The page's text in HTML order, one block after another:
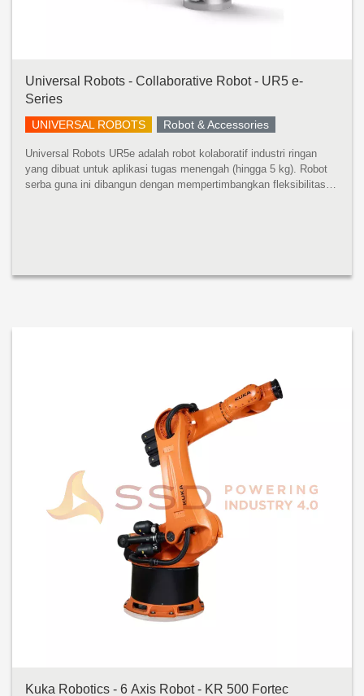
Universal Robots - Collaborative Robot - UR5 e-
Series
UNIVERSAL ROBOTS Robot & Accessories
Universal Robots UR5e adalah robot kolaboratif industri ringan
yang dibuat untuk aplikasi tugas menengah (hingga 5 kg). Robot
serba guna ini dibangun dengan mempertimbangkan fleksibilitas
Kuka Robotics - 6 Axis Robot - KR 500 Fortec